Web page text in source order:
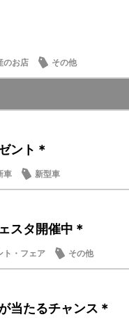
のお店 その他
ント＊
車 新型車
スタ開催中＊
ト・フェア その他
当たるチャンス＊